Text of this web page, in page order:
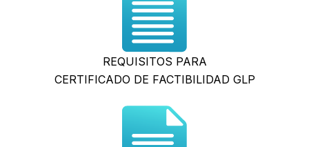
REQUISITOS PARA
CERTIFICADO DE FACTIBILIDAD GLP